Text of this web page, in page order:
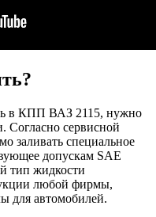
в КПП ВАЗ 2115, нужно
Согласно сервисной
заливать специальное
допускам SAE
тип жидкости
любой фирмы,
для автомобилей.